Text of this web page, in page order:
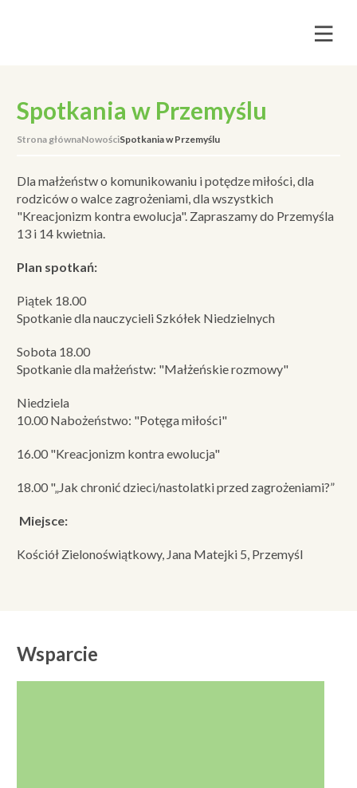
Spotkania w Przemyślu
Strona głównaNowościSpotkania w Przemyślu
Dla małżeństw o komunikowaniu i potędze miłości, dla
rodziców o walce zagrożeniami, dla wszystkich
"Kreacjonizm kontra ewolucja". Zapraszamy do Przemyśla
13 i 14 kwietnia.
Plan spotkań:
Piątek 18.00
Spotkanie dla nauczycieli Szkółek Niedzielnych
Sobota 18.00
Spotkanie dla małżeństw: "Małżeńskie rozmowy"
Niedziela
10.00 Nabożeństwo: "Potęga miłości"
16.00 "Kreacjonizm kontra ewolucja"
18.00 "„Jak chronić dzieci/nastolatki przed zagrożeniami?”
Miejsce:
Kościół Zielonoświątkowy, Jana Matejki 5, Przemyśl
Wsparcie